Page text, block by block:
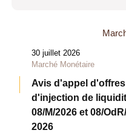
30 juillet 2026
Marché Monétaire
Avis d'appel
d'injection de
08/M/2026 et 08/
2026